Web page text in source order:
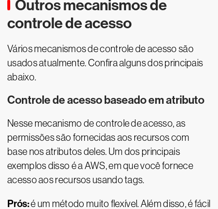
Outros mecanismos de
controle de acesso
Vários mecanismos de controle de acesso são
usados atualmente. Confira alguns dos principais
abaixo.
Controle de acesso baseado em atributo
Nesse mecanismo de controle de acesso, as
permissões são fornecidas aos recursos com
base nos atributos deles. Um dos principais
exemplos disso é a AWS, em que você fornece
acesso aos recursos usando tags.
Prós:é um método muito flexível. Além disso, é fácil